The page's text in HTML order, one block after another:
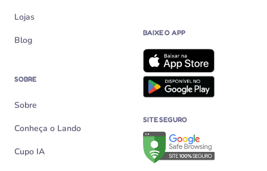
Lojas
Blog
SOBRE
Sobre
Conheça o Lando
Cupo IA
BAIXE O APP
SITE SEGURO
Verificação de site seguro